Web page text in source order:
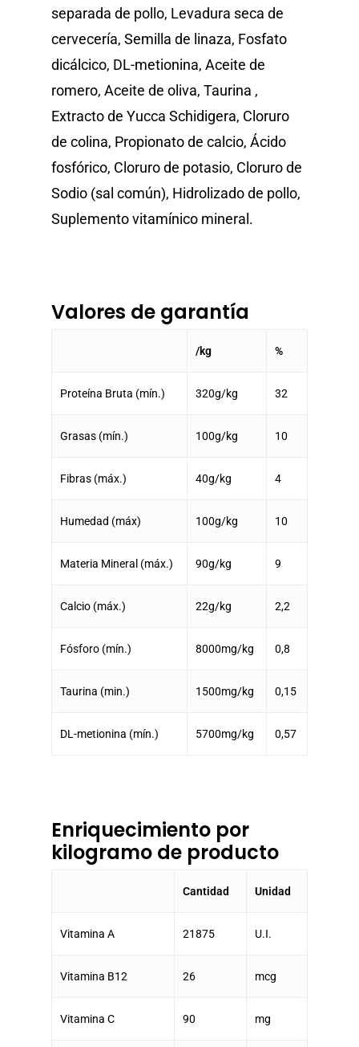
separada de pollo, Levadura seca de
cervecería, Semilla de linaza, Fosfato
dicálcico, DL-metionina, Aceite de
romero, Aceite de oliva, Taurina ,
Extracto de Yucca Schidigera, Cloruro
de colina, Propionato de calcio, Ácido
fosfórico, Cloruro de potasio, Cloruro de
Sodio (sal común), Hidrolizado de pollo,
Suplemento vitamínico mineral.
Valores de garantía
/kg %
Proteína Bruta (mín.) 320g/kg 32
Grasas (mín.) 100g/kg 10
Fibras (máx.) 40g/kg 4
Humedad (máx) 100g/kg 10
Materia Mineral (máx.) 90g/kg 9
Calcio (máx.) 22g/kg 2,2
Fósforo (mín.) 8000mg/kg 0,8
Taurina (min.) 1500mg/kg 0,15
DL-metionina (mín.) 5700mg/kg 0,57
Enriquecimiento por
kilogramo de producto
Cantidad Unidad
Vitamina A 21875 U.I.
Vitamina B12 26 mcg
Vitamina C 90 mg